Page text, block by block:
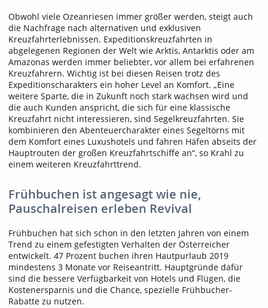
Obwohl viele Ozeanriesen immer größer werden, steigt auch
die Nachfrage nach alternativen und exklusiven
Kreuzfahrterlebnissen. Expeditionskreuzfahrten in
abgelegenen Regionen der Welt wie Arktis, Antarktis oder am
Amazonas werden immer beliebter, vor allem bei erfahrenen
Kreuzfahrern. Wichtig ist bei diesen Reisen trotz des
Expeditionscharakters ein hoher Level an Komfort. „Eine
weitere Sparte, die in Zukunft noch stark wachsen wird und
die auch Kunden anspricht, die sich für eine klassische
Kreuzfahrt nicht interessieren, sind Segelkreuzfahrten. Sie
kombinieren den Abenteuercharakter eines Segeltörns mit
dem Komfort eines Luxushotels und fahren Häfen abseits der
Hauptrouten der großen Kreuzfahrtschiffe an“, so Krahl zu
einem weiteren Kreuzfahrttrend.
Frühbuchen ist angesagt wie nie,
Pauschalreisen erleben Revival
Frühbuchen hat sich schon in den letzten Jahren von einem
Trend zu einem gefestigten Verhalten der Österreicher
entwickelt. 47 Prozent buchen ihren Hautpurlaub 2019
mindestens 3 Monate vor Reiseantritt. Hauptgründe dafür
sind die bessere Verfügbarkeit von Hotels und Flügen, die
Kostenersparnis und die Chance, spezielle Frühbucher-
Rabatte zu nutzen.